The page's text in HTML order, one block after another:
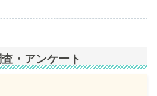
・アンケート